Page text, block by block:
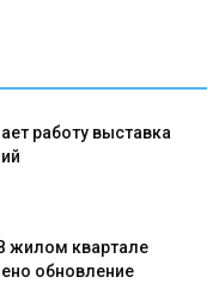
работу выставка
жилом квартале
обновление